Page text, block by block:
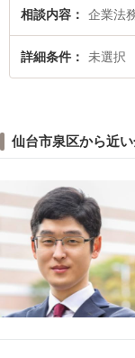
相談内容 企業法
詳細条件 未選択
仙台市泉区から近